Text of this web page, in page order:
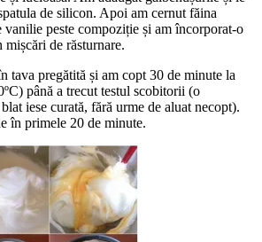
de silicon. Apoi am cernut făina
vanilie peste compoziție și am încorporat-o
de răsturnare.
tava pregătită și am copt 30 de minute la
până a trecut testul scobitorii (o
iese curată, fără urme de aluat necopt).
în primele 20 de minute.